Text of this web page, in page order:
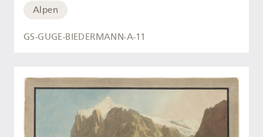
Alpen
GS-GUGE-BIEDERMANN-A-11